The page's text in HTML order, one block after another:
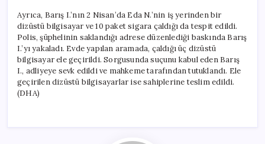
Ayrıca, Barış I.’nın 2 Nisan’da Eda N.’nin iş yerinden bir
dizüstü bilgisayar ve 10 paket sigara çaldığı da tespit edildi.
Polis, şüphelinin saklandığı adrese düzenlediği baskında Barış
I.’yı yakaladı. Evde yapılan aramada, çaldığı üç dizüstü
bilgisayar ele geçirildi. Sorgusunda suçunu kabul eden Barış
I., adliyeye sevk edildi ve mahkeme tarafından tutuklandı. Ele
geçirilen dizüstü bilgisayarlar ise sahiplerine teslim edildi.
(DHA)